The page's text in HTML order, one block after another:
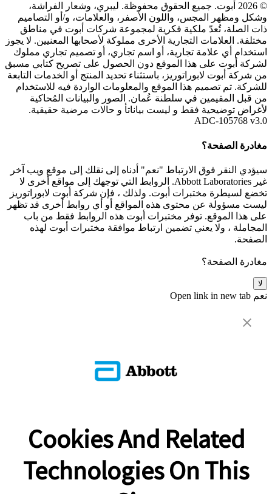
© 2026 أبوت. جميع الحقوق محفوظة. ليبري، وشعار الفراشة،
وشكل ومظهر المجس، واللون الأصفر، والعلامات، و/أو التصاميم
ذات الصلة، تُعدّ ملكية فكرية لمجموعة شركات أبوت في مناطق
مختلفة. العلامات التجارية الأخرى مملوكة لأصحابها المعنيين. لا يجوز
استخدام أي علامة تجارية، أو اسم تجاري، أو تصميم تجاري مملوك
لشركة أبوت على هذا الموقع دون الحصول على تصريح كتابي مسبق
من شركة أبوت لابوراتوريز، باستثناء تحديد المنتج أو الخدمات التابعة
للشركة. تم تصميم هذا الموقع والمعلومات الواردة فيه للاستخدام
من قبل المقيمين في سلطنة عُمان. الصور والبيانات المُحاكية
لأغراض توضيحية فقط و ليست بياناتأ و حالات مرضية حقيقية.
ADC-105768 v3.0
مغادرة الصفحة؟
سيؤدي النقر فوق الارتباط "نعم" أدناه إلى نقلك إلى موقع ويب آخر
غير Abbott Laboratories. الروابط التي توجهك إلى مواقع أخرى لا
تخضع لسيطرة مختبرات أبوت. ولذلك ، فإن شركة أبوت لابوراتوريز
ليست مسؤولة عن محتوى هذه المواقع أو أي روابط أخرى قد تظهر
على هذا الموقع. توفر مختبرات أبوت هذه الروابط فقط من باب
المجاملة ، ولا يعني تضمين ارتباط موافقة مختبرات أبوت لهذه
الصفحة.
مغادرة الصفحة؟
لا
نعم Open link in new tab
Cookies And Related
Technologies On This